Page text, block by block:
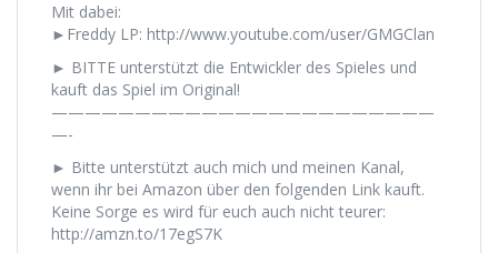
Mit dabei:
►Freddy LP: http://www.youtube.com/user/GMGClan
► BITTE unterstützt die Entwickler des Spieles und
kauft das Spiel im Original!
———————————————————————
—-
► Bitte unterstützt auch mich und meinen Kanal,
wenn ihr bei Amazon über den folgenden Link kauft.
Keine Sorge es wird für euch auch nicht teurer:
http://amzn.to/17egS7K